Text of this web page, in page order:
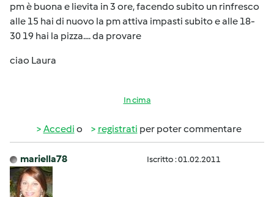
pm è buona e lievita in 3 ore, facendo subito un rinfresco
alle 15 hai di nuovo la pm attiva impasti subito e alle 18-
30 19 hai la pizza.... da provare
ciao Laura
In cima
Accedi o registrati per poter commentare
mariella78 Iscritto : 01.02.2011